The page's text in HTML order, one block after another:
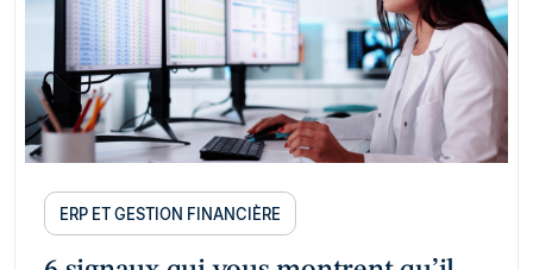
ERP ET GESTION FINANCIÈRE